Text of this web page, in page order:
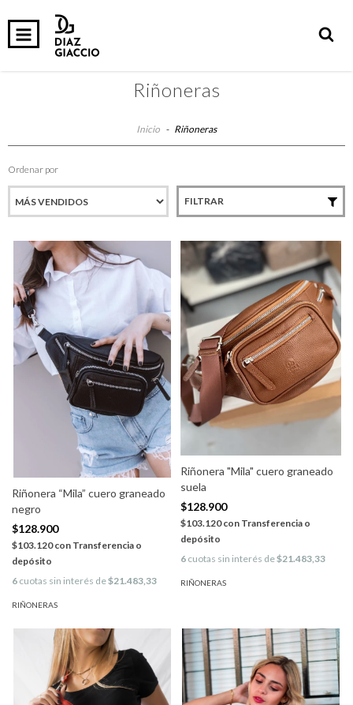
INICIO
Riñoneras
Inicio - Riñoneras
Ordenar por
FILTRAR
Riñonera “Mila” cuero graneado
negro
$128.900
$103.120con Transferencia o
depósito
6 cuotas sin interés de$21.483,33
RIÑONERAS
Riñonera "Mila" cuero graneado
suela
$128.900
$103.120con Transferencia o
depósito
6 cuotas sin interés de$21.483,33
RIÑONERAS